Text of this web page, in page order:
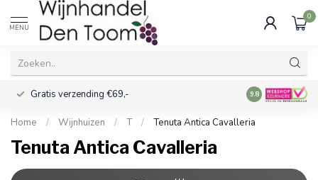
MENU
0
Gratis verzending €69,- Voor 16:00
9.8
Home / Wijnhuizen / T / Tenuta Antica Cavalleria
Tenuta Antica Cavalleria